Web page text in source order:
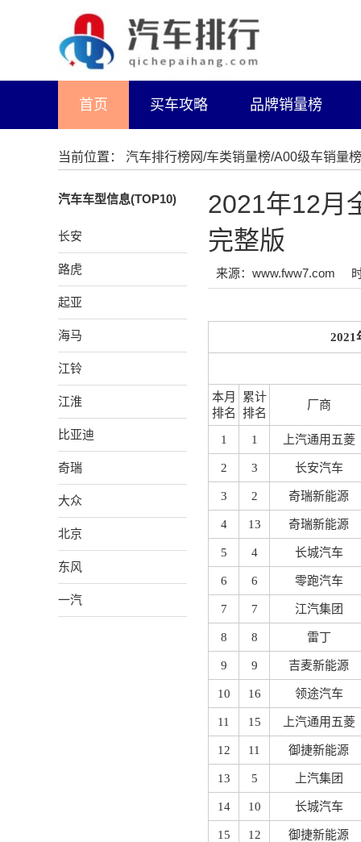
首页 买车攻略 品牌销量榜
当前位置： 汽车排行榜网/车类销量榜/A00级车销量榜
汽车车型信息(TOP10)
长安
路虎
起亚
海马
江铃
江淮
比亚迪
奇瑞
大众
北京
东风
一汽
2021年12月
完整版
来源：www.fww7.com
2021
本月
排名
累计
排名
厂商
1 1 上汽通用五菱
2 3 长安汽车
3 2 奇瑞新能源
4 13 奇瑞新能源
5 4 长城汽车
6 6 零跑汽车
7 7 江汽集团
8 8 雷丁
9 9 吉麦新能源
10 16 领途汽车
11 15 上汽通用五菱
12 11 御捷新能源
13 5 上汽集团
14 10 长城汽车
15 12 御捷新能源